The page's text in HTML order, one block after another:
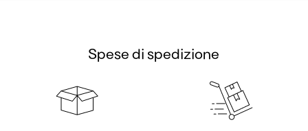
Spese di spedizione